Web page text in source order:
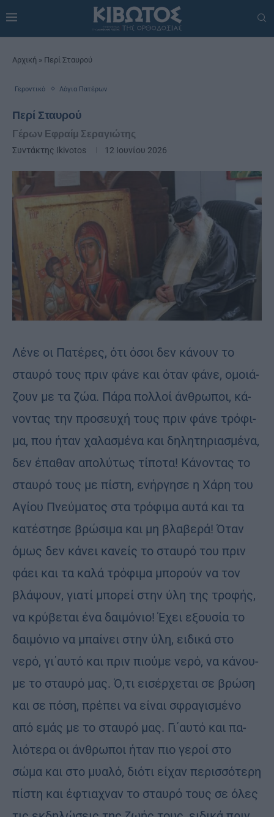
Αρχική » Περί Σταυρού
Γεροντικό Λόγια Πατέρων
Περί Σταυρού
Γέρων Εφραίμ Σεραγιώτης
Συντάκτης Ikivotos 12 Ιουνίου 2026
Λένε οι Πα­τέ­ρες, ότι όσοι δεν κά­νουν το
σταυ­ρό τους πριν φάνε και όταν φάνε, ομοιά­
ζουν με τα ζώα. Πάρα πολ­λοί άν­θρω­ποι, κά­
νον­τας την προ­σευ­χή τους πριν φάνε τρό­φι­
μα, που ήταν χα­λα­σμέ­να και δη­λη­τη­ρια­σμέ­να,
δεν έπα­θαν απο­λύ­τως τί­πο­τα! Κά­νον­τας το
σταυ­ρό τους με πί­στη, ενήρ­γη­σε η Χάρη του
Αγί­ου Πνεύ­μα­τος στα τρό­φι­μα αυτά και τα
κα­τέ­στη­σε βρώ­σι­μα και μη βλα­βε­ρά! Όταν
όμως δεν κά­νει κα­νείς το σταυ­ρό του πριν
φάει και τα καλά τρό­φι­μα μπο­ρούν να τον
βλά­ψουν, για­τί μπο­ρεί στην ύλη της τρο­φής,
να κρύ­βε­ται ένα δαι­μό­νιο! Έχει εξου­σία το
δαι­μό­νιο να μπαί­νει στην ύλη, ει­δι­κά στο
νερό, γι΄αυτό και πριν πιού­με νερό, να κά­νου­
με το σταυ­ρό μας. Ό,τι ει­σέρ­χε­ται σε βρώ­ση
και σε πόση, πρέ­πει να εί­ναι σφρα­γι­σμέ­νο
από εμάς με το σταυ­ρό μας. Γι΄αυτό και πα­
λιό­τε­ρα οι άν­θρω­ποι ήταν πιο γε­ροί στο
σώμα και στο μυα­λό, διό­τι εί­χαν πε­ρισ­σό­τε­ρη
πί­στη και έφτια­χναν το σταυ­ρό τους σε όλες